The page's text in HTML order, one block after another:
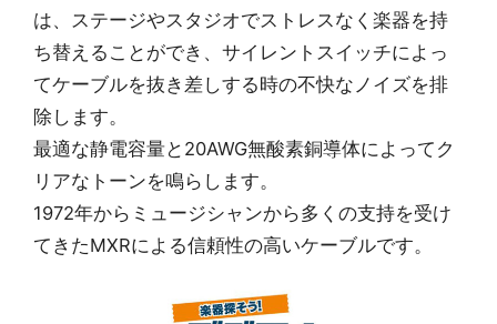
は、ステージやスタジオでストレスなく楽器を持
ち替えることができ、サイレントスイッチによっ
てケーブルを抜き差しする時の不快なノイズを排
除します。
最適な静電容量と20AWG無酸素銅導体によってク
リアなトーンを鳴らします。
1972年からミュージシャンから多くの支持を受け
てきたMXRによる信頼性の高いケーブルです。